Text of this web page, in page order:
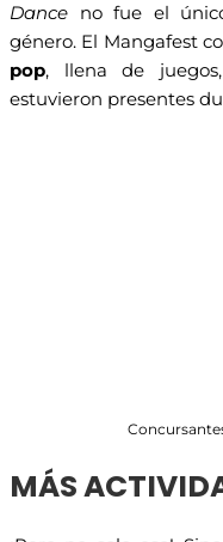
Dance no fue el
género. El Mangafest
pop, llena de
estuvieron presentes
MÁS